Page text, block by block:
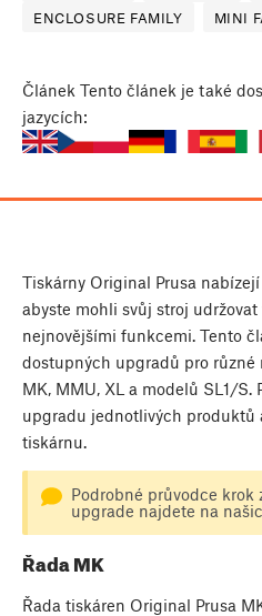
ENCLOSURE FAMILY
MINI
Článek Tento článek je také
jazycích:
Tiskárny Original Prusa
abyste mohli svůj stroj
nejnovějšími funkcemi. Tento
dostupných upgradů pro různé
MK, MMU, XL a modelů SL1/S.
upgradu jednotlivých produktů
tiskárnu.
Podrobné průvodce krok
upgrade najdete na
Řada MK
Řada tiskáren Original Prusa